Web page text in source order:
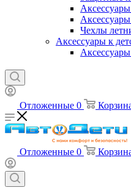
Чехлы
Аксессуары к
Отложенные 0
Отложенные 0